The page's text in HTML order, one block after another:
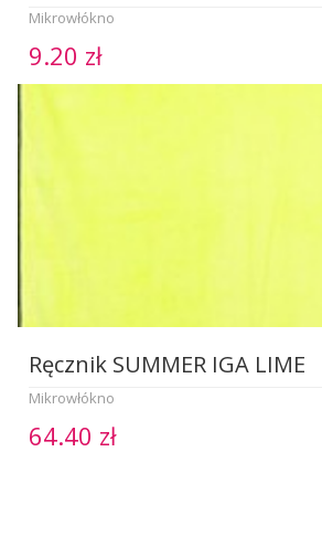
Mikrowłókno
9.20 zł
Ręcznik SUMMER IGA LIME
Mikrowłókno
64.40 zł